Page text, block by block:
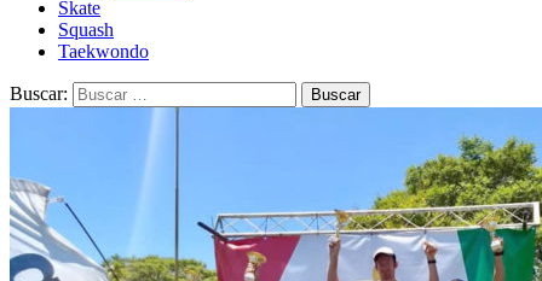
Skate
Squash
Taekwondo
Buscar: